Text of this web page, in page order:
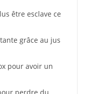
être esclave ce
grâce au jus
pour avoir un